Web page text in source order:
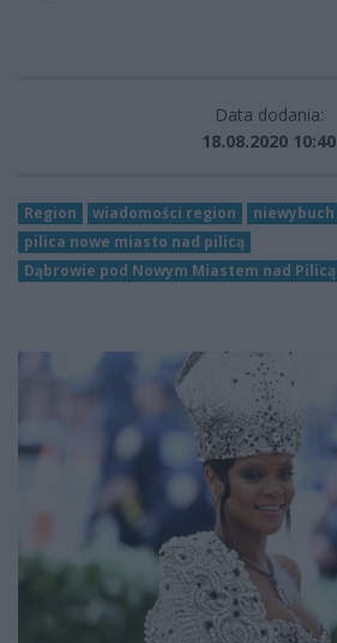
Data dodania:
18.08.2020 10:40
Region wiadomości region
niewybuch
pilica nowe miasto nad pilicą
Dąbrowie pod Nowym Miastem nad Pilicą